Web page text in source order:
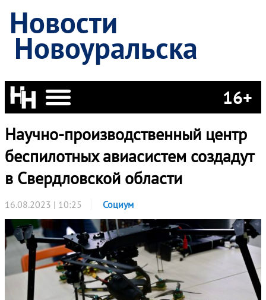
Новости
Новоуральска
16+
Научно-производственный центр
беспилотных авиасистем создадут
в Свердловской области
16.08.2023 | 10:25 Социум